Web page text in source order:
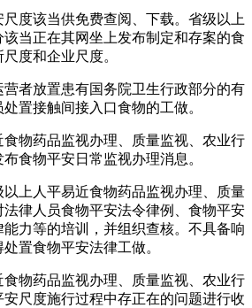
该当供免费查阅、下载。省级以上
该当正在其网坐上发布制定和存案的食
度和企业尺度。
放置患有国务院卫生行政部分的有
置接触间接入口食物的工做。
药品监视办理、质量监视、农业行
食物平安日常监视办理消息。
人平易近食物药品监视办理、质量
律人员食物平安法令律例、食物平安
力等的培训，并组织查核。不具备响
置食物平安法律工做。
药品监视办理、质量监视、农业行
尺度施行过程中存正在的问题进行收